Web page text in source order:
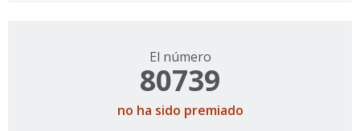
El número
80739
no ha sido premiado